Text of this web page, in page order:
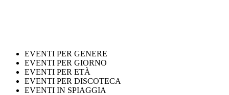
EVENTI PER GENERE
EVENTI PER GIORNO
EVENTI PER ETÀ
EVENTI PER DISCOTECA
EVENTI IN SPIAGGIA